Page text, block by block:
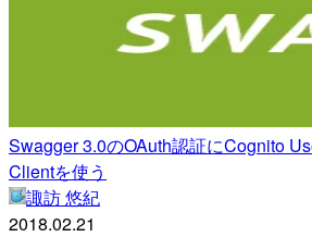
Swagger 3.0のOAuth認証にCognito
Clientを使う
諏訪 悠紀
2018.02.21